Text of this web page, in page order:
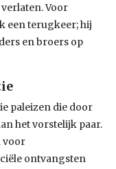
verlaten. Voor
een terugkeer; hij
en broers op
paleizen die door
het vorstelijk paar.
voor
ontvangsten